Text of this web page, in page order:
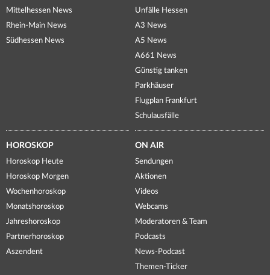
Mittelhessen News
Rhein-Main News
Südhessen News
Unfälle Hessen
A3 News
A5 News
A661 News
Günstig tanken
Parkhäuser
Flugplan Frankfurt
Schulausfälle
HOROSKOP
Horoskop Heute
Horoskop Morgen
Wochenhoroskop
Monatshoroskop
Jahreshoroskop
Partnerhoroskop
Aszendent
ON AIR
Sendungen
Aktionen
Videos
Webcams
Moderatoren & Team
Podcasts
News-Podcast
Themen-Ticker